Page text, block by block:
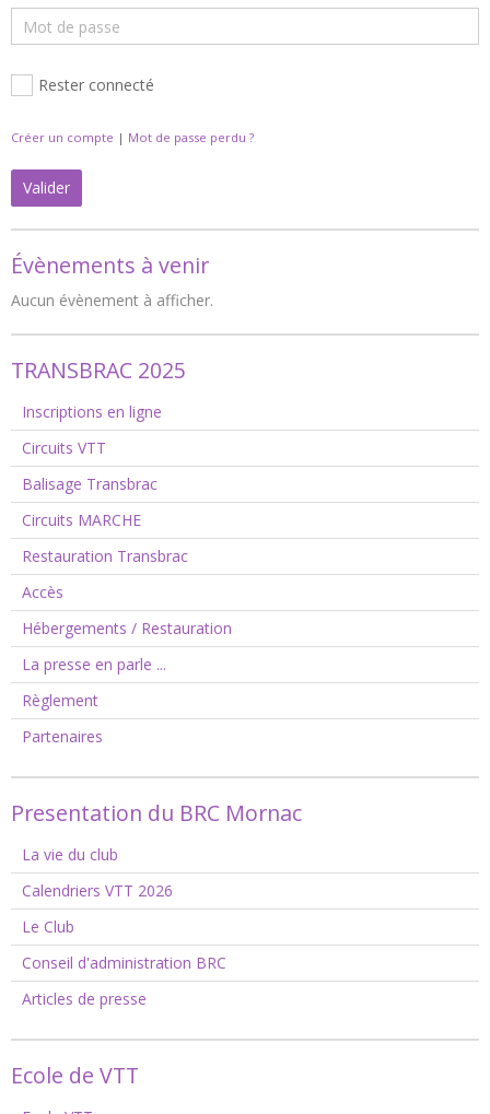
Rester connecté
Créer un compte | Mot de passe perdu ?
Valider
Évènements à venir
Aucun évènement à afficher.
TRANSBRAC 2025
Inscriptions en ligne
Circuits VTT
Balisage Transbrac
Circuits MARCHE
Restauration Transbrac
Accès
Hébergements / Restauration
La presse en parle ...
Règlement
Partenaires
Presentation du BRC Mornac
La vie du club
Calendriers VTT 2026
Le Club
Conseil d'administration BRC
Articles de presse
Ecole de VTT